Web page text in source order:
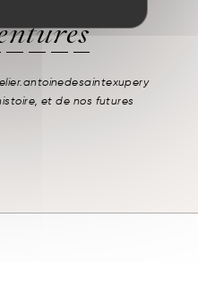
et de nos futures